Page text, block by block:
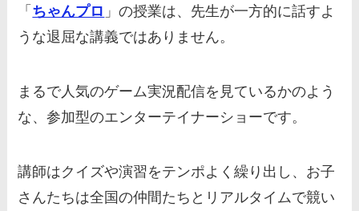
「 ちゃんプロ 」の授業は、先生が一方的に話すよ
うな退屈な講義ではありません。
まるで人気のゲーム実況配信を見ているかのよう
な、参加型のエンターテイナーショーです。
講師はクイズや演習をテンポよく繰り出し、お子
さんたちは全国の仲間たちとリアルタイムで競い